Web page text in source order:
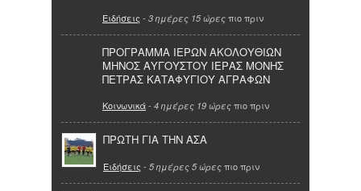
Ειδήσεις - 3 ημέρες 15 ώρες πιο πριν
ΠΡΟΓΡΑΜΜΑ ΙΕΡΩΝ ΑΚΟΛΟΥΘΙΩΝ
ΜΗΝΟΣ ΑΥΓΟΥΣΤΟΥ ΙΕΡΑΣ ΜΟΝΗΣ
ΠΕΤΡΑΣ ΚΑΤΑΦΥΓΙΟΥ ΑΓΡΑΦΩΝ
Κοινωνικά- 4 ημέρες 19 ώρες πιο πριν
ΠΡΩΤΗ ΓΙΑ ΤΗΝ ΑΣΑ
Ειδήσεις - 5 ημέρες 5 ώρες πιο πριν